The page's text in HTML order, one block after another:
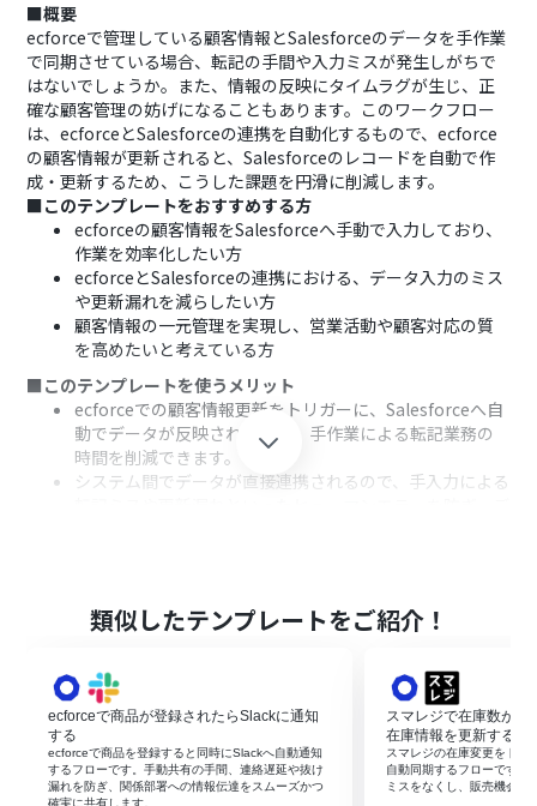
■概要
ecforceで管理している顧客情報とSalesforceのデータを手作業
で同期させている場合、転記の手間や入力ミスが発生しがちで
はないでしょうか。また、情報の反映にタイムラグが生じ、正
確な顧客管理の妨げになることもあります。このワークフロー
は、ecforceとSalesforceの連携を自動化するもので、ecforce
の顧客情報が更新されると、Salesforceのレコードを自動で作
成・更新するため、こうした課題を円滑に削減します。
■このテンプレートをおすすめする方
ecforceの顧客情報をSalesforceへ手動で入力しており、
作業を効率化したい方
ecforceとSalesforceの連携における、データ入力のミス
や更新漏れを減らしたい方
顧客情報の一元管理を実現し、営業活動や顧客対応の質
を高めたいと考えている方
■このテンプレートを使うメリット
ecforceでの顧客情報更新をトリガーに、Salesforceへ自
動でデータが反映されるため、手作業による転記業務の
時間を削減できます。
システム間でデータが直接連携されるので、手入力による
次に、トリガーでecforceを選択し、「顧客情報が更新さ
れたら」というアクションを設定します。
アクションを設定し、更新された情報を取得します。
次に、Salesforceの「取引先オブジェクトのレコードを
検索」アクションで、該当の顧客情報が既に存在するかを
確認します。
分岐機能を設定し、Salesforceにレコードが存在する場
類似したテンプレートをご紹介！
ecforceで商品が登録されたらSlackに通知
する
ecforceで商品を登録すると同時にSlackへ自動通知
するフローです。手動共有の手間、連絡遅延や抜け
漏れを防ぎ、関係部署への情報伝達をスムーズかつ
確実に共有します。
スマレジで在庫数が変
在庫情報を更新する
スマレジの在庫変更をトリ
自動同期するフローです。
ミスをなくし、販売機会の